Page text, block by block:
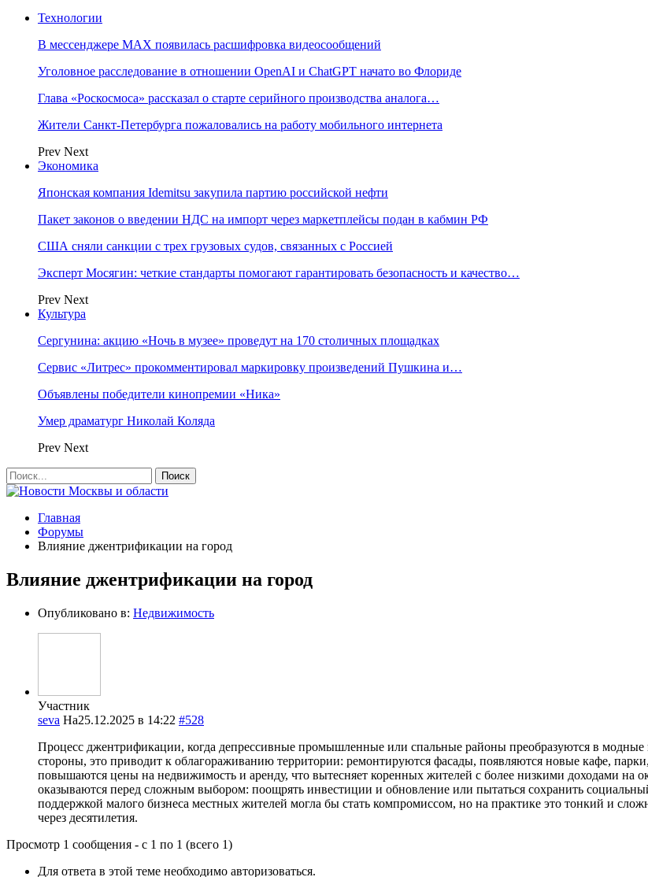
Технологии
В мессенджере MAX появилась расшифровка видеосообщений
Уголовное расследование в отношении OpenAI и ChatGPT начато во Флориде
Глава «Роскосмоса» рассказал о старте серийного производства аналога…
Жители Санкт-Петербурга пожаловались на работу мобильного интернета
Prev Next
Экономика
Японская компания Idemitsu закупила партию российской нефти
Пакет законов о введении НДС на импорт через маркетплейсы подан в кабмин РФ
США сняли санкции с трех грузовых судов, связанных с Россией
Эксперт Мосягин: четкие стандарты помогают гарантировать безопасность и качество…
Prev Next
Культура
Сергунина: акцию «Ночь в музее» проведут на 170 столичных площадках
Сервис «Литрес» прокомментировал маркировку произведений Пушкина и…
Объявлены победители кинопремии «Ника»
Умер драматург Николай Коляда
Prev Next
Главная
Форумы
Влияние джентрификации на город
Влияние джентрификации на город
Опубликовано в: Недвижимость
Участник
seva На25.12.2025 в 14:22 #528
Процесс джентрификации, когда депрессивные промышленные или спальные районы преобразуются в модные
стороны, это приводит к облагораживанию территории: ремонтируются фасады, появляются новые кафе,
повышаются цены на недвижимость и аренду, что вытесняет коренных жителей с более низкими доходами на
оказываются перед сложным выбором: поощрять инвестиции и обновление или пытаться сохранить
поддержкой малого бизнеса местных жителей могла бы стать компромиссом, но на практике это тонкий и
через десятилетия.
Просмотр 1 сообщения - с 1 по 1 (всего 1)
Для ответа в этой теме необходимо авторизоваться.